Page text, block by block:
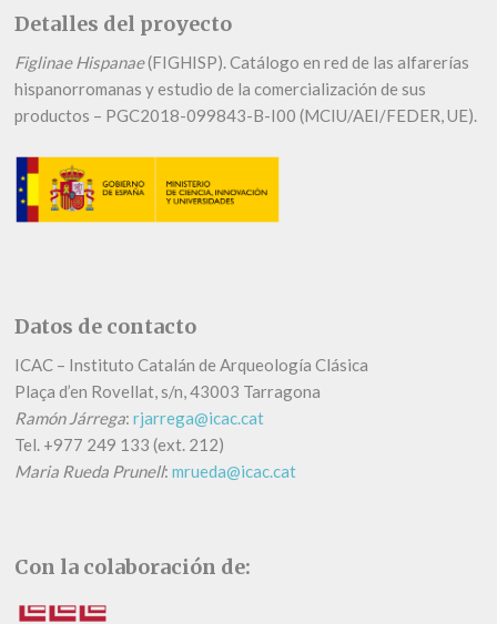
Detalles del proyecto
Figlinae Hispanae(FIGHISP). Catálogo en red de las alfarerías
hispanorromanas y estudio de la comercialización de sus
productos – PGC2018-099843-B-I00 (MCIU/AEI/FEDER, UE).
Datos de contacto
ICAC – Instituto Catalán de Arqueología Clásica
Plaça d’en Rovellat, s/n, 43003 Tarragona
Ramón Járrega:rjarrega@icac.cat
Tel. +977 249 133 (ext. 212)
Maria Rueda Prunell:mrueda@icac.cat
Con la colaboración de: